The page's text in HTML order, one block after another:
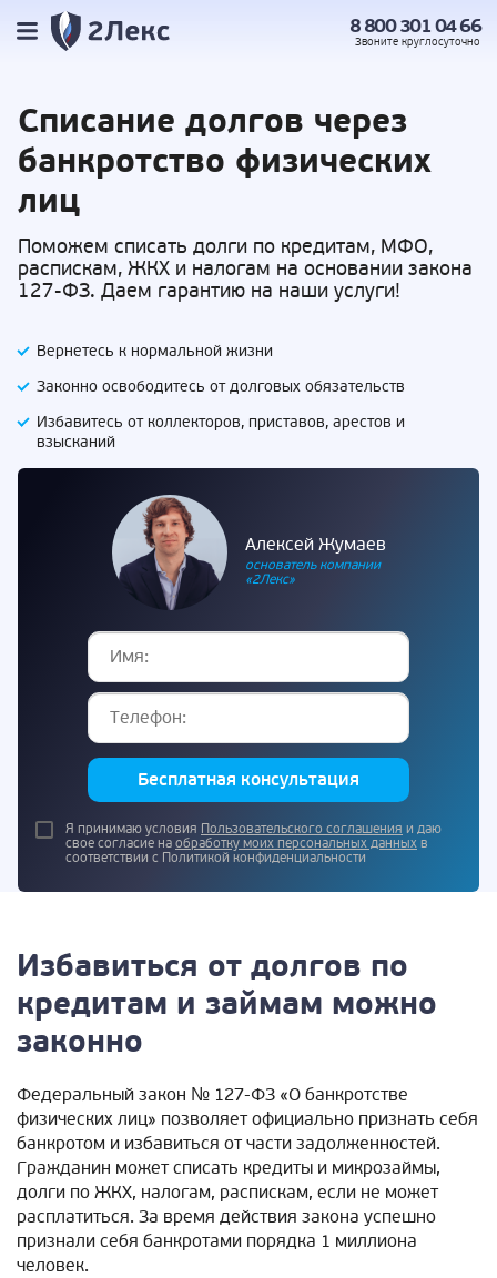
8 800 301 04 66
Звоните круглосуточно
Списание долгов через
банкротство физических
лиц
Поможем списать долги по кредитам, МФО,
распискам, ЖКХ и налогам на основании закона
127-ФЗ. Даем гарантию на наши услуги!
Вернетесь к нормальной жизни
Законно освободитесь от долговых обязательств
Избавитесь от коллекторов, приставов, арестов и
взысканий
Алексей Жумаев
основатель компании
«2Лекс»
Бесплатная консультация
Я принимаю условия Пользовательского соглашения и даю
свое согласие на обработку моих персональных данных в
соответствии с Политикой конфиденциальности
Избавиться от долгов по
кредитам и займам можно
законно
Федеральный закон № 127-ФЗ «О банкротстве
физических лиц» позволяет официально признать себя
банкротом и избавиться от части задолженностей.
Гражданин может списать кредиты и микрозаймы,
долги по ЖКХ, налогам, распискам, если не может
расплатиться. За время действия закона успешно
признали себя банкротами порядка 1 миллиона
человек.